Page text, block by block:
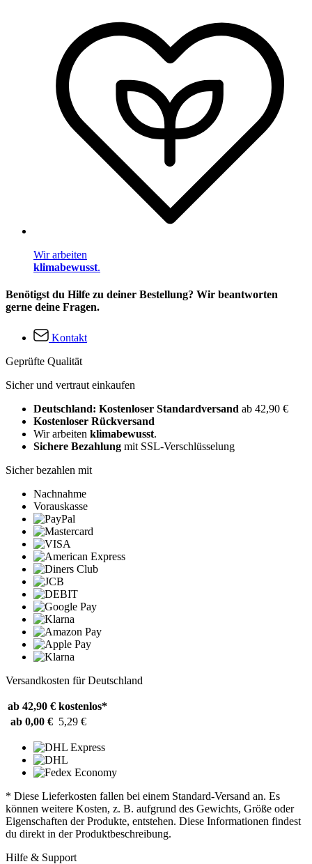
Wir arbeiten
klimabewusst.
Benötigst du Hilfe zu deiner Bestellung? Wir beantworten
gerne deine Fragen.
Kontakt
Geprüfte Qualität
Sicher und vertraut einkaufen
Deutschland: Kostenloser Standardversand ab 42,90 €
Kostenloser Rückversand
Wir arbeiten klimabewusst.
Sichere Bezahlung mit SSL-Verschlüsselung
Sicher bezahlen mit
Nachnahme
Vorauskasse
Versandkosten für Deutschland
ab 42,90 € kostenlos*
ab 0,00 € 5,29 €
* Diese Lieferkosten fallen bei einem Standard-Versand an. Es
können weitere Kosten, z. B. aufgrund des Gewichts, Größe oder
Eigenschaften der Produkte, entstehen. Diese Informationen findest
du direkt in der Produktbeschreibung.
Hilfe & Support